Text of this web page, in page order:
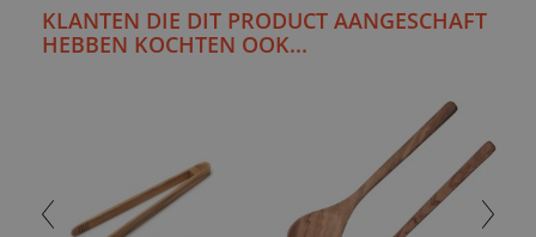
KLANTEN DIE DIT PRODUCT AANGESCHAFT
HEBBEN KOCHTEN OOK...